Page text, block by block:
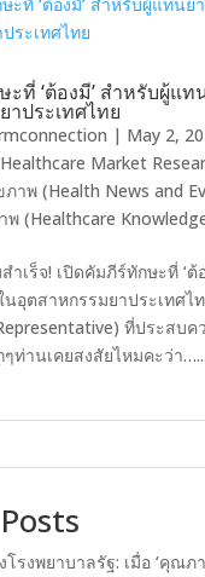
ะที่ ‘ต้องมี’ สำหรับผู้แ
ประเทศไทย
| May 2,
Market
าพ (Health News and
(Healthcare
ำเร็จ! เปิดคัมภีร์ทักษะที่ ‘ต้
อุตสาหกรรมยาประเทศไท
ที่ประสบค
ท่านเคยสงสัยไหมคะว่า…...
โรงพยาบาลรัฐ: เมื่อ ‘คุณภ